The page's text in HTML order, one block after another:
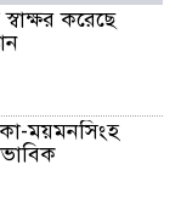
করেছে
ময়মনসিংহ